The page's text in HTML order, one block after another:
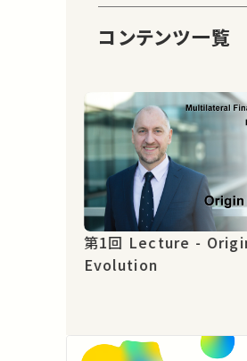
コンテンツ一覧
第1回 Lecture - Origin &
Evolution